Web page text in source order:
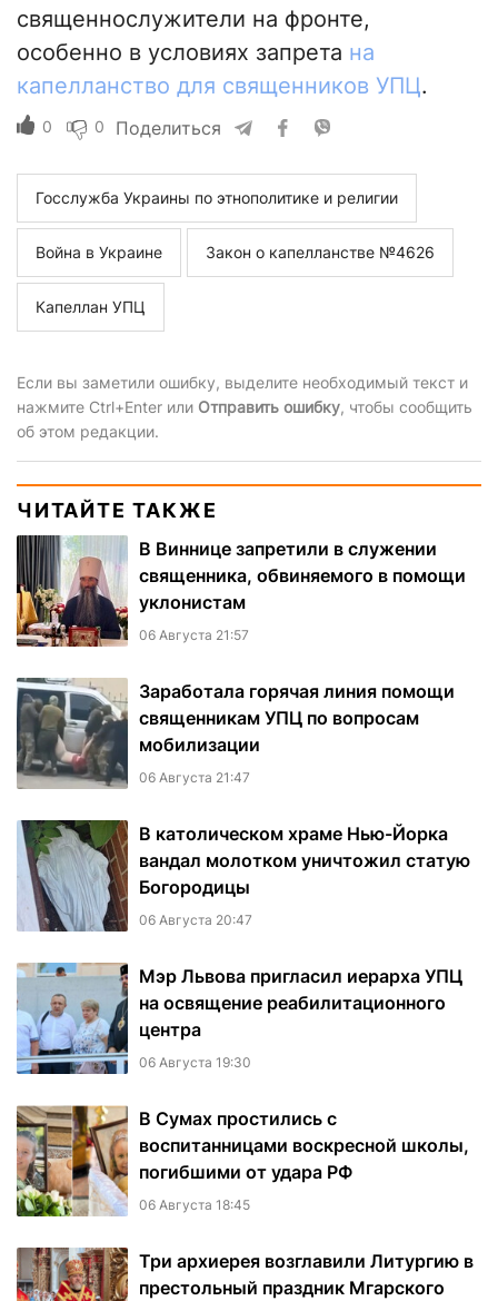
священнослужители на фронте,
особенно в условиях запрета на
капелланство для священников УПЦ.
0 0 Поделиться
Госслужба Украины по этнополитике и религии
Война в Украине Закон о капелланстве №4626
Капеллан УПЦ
Если вы заметили ошибку, выделите необходимый текст и
нажмите Ctrl+Enter или Отправить ошибку, чтобы сообщить
об этом редакции.
ЧИТАЙТЕ ТАКЖЕ
В Виннице запретили в служении
священника, обвиняемого в помощи
уклонистам
06 Августа 21:57
Заработала горячая линия помощи
священникам УПЦ по вопросам
мобилизации
06 Августа 21:47
В католическом храме Нью-Йорка
вандал молотком уничтожил статую
Богородицы
06 Августа 20:47
Мэр Львова пригласил иерарха УПЦ
на освящение реабилитационного
центра
06 Августа 19:30
В Сумах простились с
воспитанницами воскресной школы,
погибшими от удара РФ
06 Августа 18:45
Три архиерея возглавили Литургию в
престольный праздник Мгарского